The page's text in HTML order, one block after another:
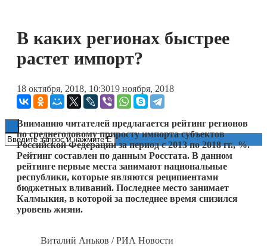
Книги
В каких регионах быстрее
растет импорт?
18 октября, 2018, 10:3019 ноября, 2018
Вниманию читателей предлагается рейтинг регионов
по среднегодовому приросту импорта субъектов
Российской Федерации за период с 2013 по 2018 гг., %.
Рейтинг составлен по данным Росстата. В данном
рейтинге первые места занимают национальные
республики, которые являются реципиентами
бюджетных вливаний. Последнее место занимает
Калмыкия, в которой за последнее время снизился
уровень жизни.
Виталий Аньков / РИА Новости